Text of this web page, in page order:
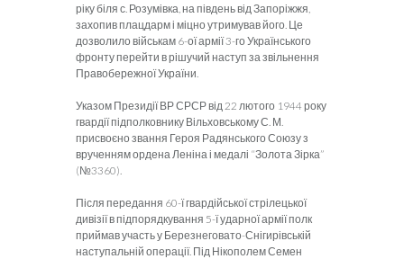
ріку біля с. Розумівка, на південь від Запоріжжя,
захопив плацдарм і міцно утримував його. Це
дозволило військам 6-ої армії 3-го Українського
фронту перейти в рішучий наступ за звільнення
Правобережної України.
Указом Президії ВР СРСР від 22 лютого 1944 року
гвардії підполковнику Вільховському С. М.
присвоєно звання Героя Радянського Союзу з
врученням ордена Леніна і медалі “Золота Зірка”
(№3360).
Після передання 60-ї гвардійської стрілецької
дивізії в підпорядкування 5-ї ударної армії полк
приймав участь у Березнеговато-Снігирівській
наступальній операції. Під Нікополем Семен